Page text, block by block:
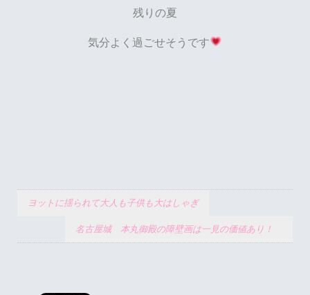
残りの夏
気分よく過ごせそうです
ヨットに揺られて大人も子供も大はしゃぎ
名古屋城 本丸御殿の障壁画は一見の価値あり！